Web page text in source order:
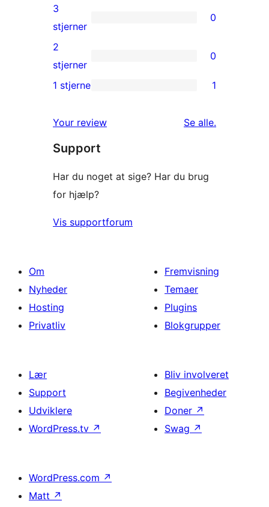
anmeldelser
4-
stjernet
anmeldelse
0
3-
stjernet
anmeldelser
3
stjerner
0
0
2-
anmeldelser
2
stjerner
0
stjernet
anmeldelse
1 stjerne 1
Your review Se alleanmeldelser
.
Support
Har du noget at sige? Har du brug
for hjælp?
Vis supportforum
Om
Nyheder
Hosting
Privatliv
Fremvisning
Temaer
Plugins
Blokgrupper
Lær
Support
Udviklere
WordPress.tv ↗
Bliv involveret
Begivenheder
Doner ↗
Swag ↗
WordPress.com ↗
Matt ↗